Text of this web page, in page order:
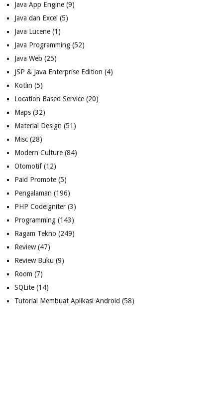
Java App Engine(9)
Java dan Excel (5)
Java Lucene(1)
Java Programming(52)
Java Web (25)
JSP & Java Enterprise Edition (4)
Kotlin (5)
Location Based Service(20)
Maps(32)
Material Design (51)
Misc(28)
Modern Culture(84)
Otomotif(12)
Paid Promote(5)
Pengalaman (196)
PHP Codeigniter(3)
Programming(143)
Ragam Tekno (249)
Review(47)
Review Buku (9)
Room (7)
SQLite(14)
Tutorial Membuat Aplikasi Android (58)